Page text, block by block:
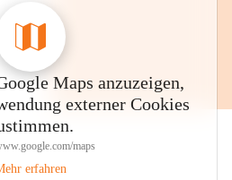
Maps anzuzeigen,
externer Cookies
maps
erfahren